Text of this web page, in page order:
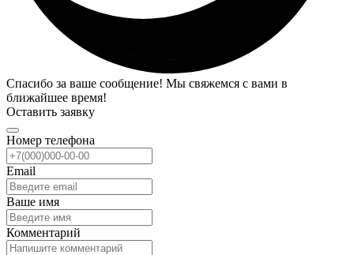
Спасибо за ваше сообщение! Мы свяжемся с вами в
ближайшее время!
Оставить заявку
Номер телефона
Email
Ваше имя
Комментарий